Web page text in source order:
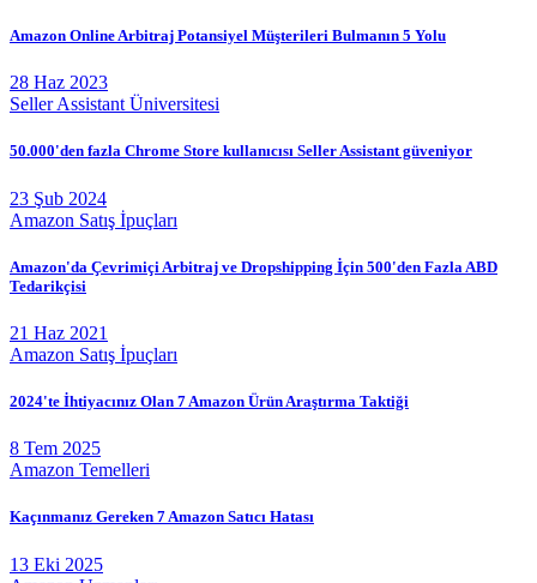
Amazon Online Arbitraj Potansiyel Müşterileri Bulmanın 5 Yolu
28 Haz 2023
Seller Assistant Üniversitesi
50.000'den fazla Chrome Store kullanıcısı Seller Assistant güveniyor
23 Şub 2024
Amazon Satış İpuçları
Amazon'da Çevrimiçi Arbitraj ve Dropshipping İçin 500'den Fazla ABD
Tedarikçisi
21 Haz 2021
Amazon Satış İpuçları
2024'te İhtiyacınız Olan 7 Amazon Ürün Araştırma Taktiği
8 Tem 2025
Amazon Temelleri
Kaçınmanız Gereken 7 Amazon Satıcı Hatası
13 Eki 2025